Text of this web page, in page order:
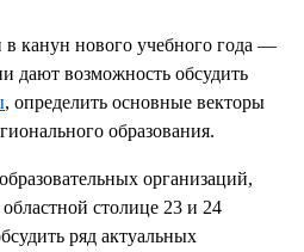
в канун нового учебного года —
дают возможность обсудить
, определить основные векторы
образования.
организаций,
столице 23 и 24
ряд актуальных